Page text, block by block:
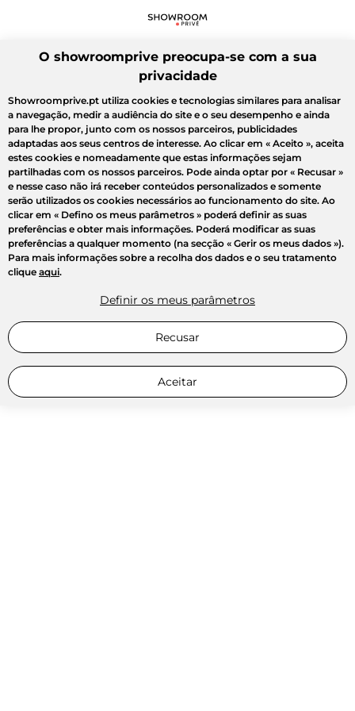
O showroomprive preocupa-se com a sua
privacidade
Showroomprive.pt utiliza cookies e tecnologias similares para analisar
a navegação, medir a audiência do site e o seu desempenho e ainda
para lhe propor, junto com os nossos parceiros, publicidades
adaptadas aos seus centros de interesse. Ao clicar em « Aceito », aceita
estes cookies e nomeadamente que estas informações sejam
partilhadas com os nossos parceiros. Pode ainda optar por « Recusar »
e nesse caso não irá receber conteúdos personalizados e somente
serão utilizados os cookies necessários ao funcionamento do site. Ao
clicar em « Defino os meus parâmetros » poderá definir as suas
preferências e obter mais informações. Poderá modificar as suas
preferências a qualquer momento (na secção « Gerir os meus dados »).
Para mais informações sobre a recolha dos dados e o seu tratamento
clique aqui.
Definir os meus parâmetros
Recusar
Aceitar